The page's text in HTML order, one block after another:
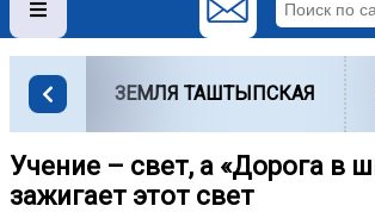
ЗЕМЛЯ ТАШТЫПСКАЯ
Учение – свет, а «Дорога в
зажигает этот свет